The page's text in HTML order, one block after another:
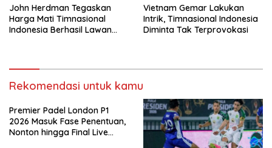
John Herdman Tegaskan
Harga Mati Timnasional
Indonesia Berhasil Lawan
Vietnam Gemar Lakukan
Intrik, Timnasional Indonesia
Diminta Tak Terprovokasi
Rekomendasi untuk kamu
Premier Padel London P1
2026 Masuk Fase Penentuan,
Nonton hingga Final Live